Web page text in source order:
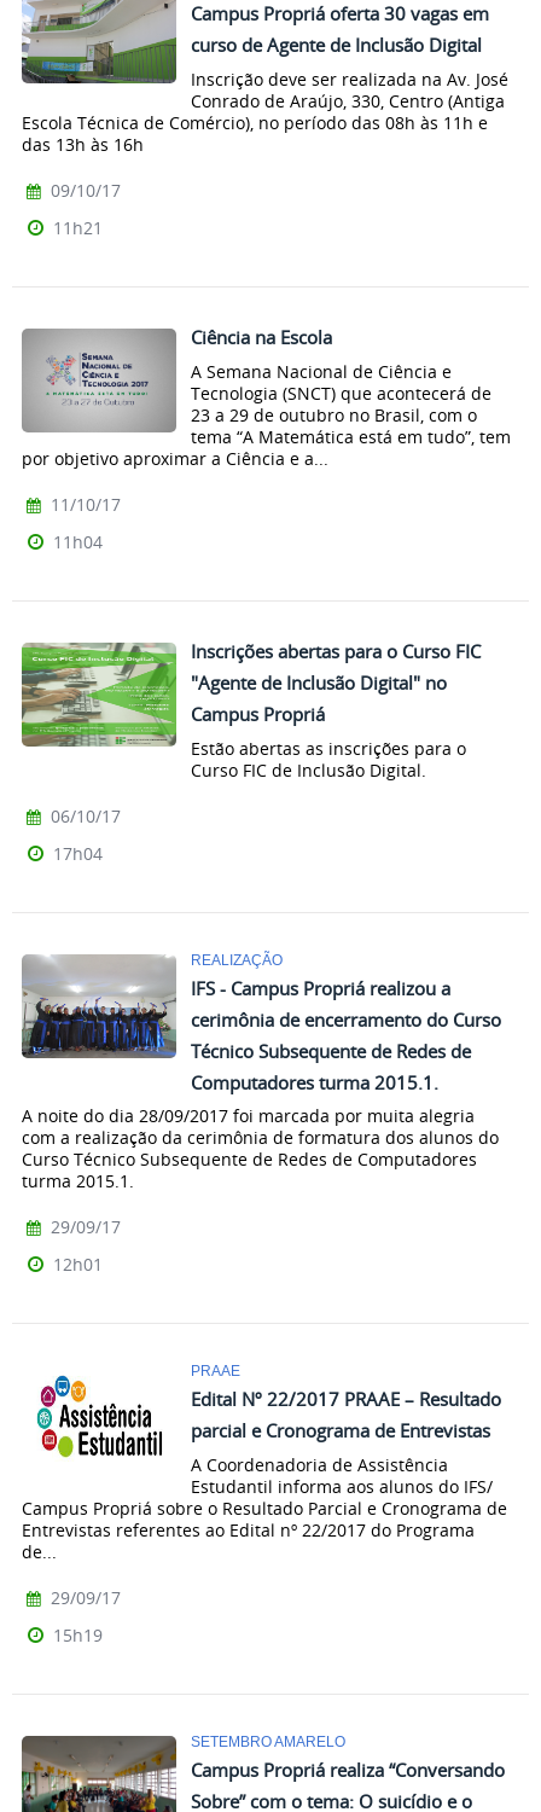
Campus Propriá oferta 30 vagas em
curso de Agente de Inclusão Digital
Inscrição deve ser realizada na Av. José
Conrado de Araújo, 330, Centro (Antiga
Escola Técnica de Comércio), no período das 08h às 11h e
das 13h às 16h
09/10/17
11h21
Ciência na Escola
A Semana Nacional de Ciência e
Tecnologia (SNCT) que acontecerá de
23 a 29 de outubro no Brasil, com o
tema “A Matemática está em tudo”, tem
por objetivo aproximar a Ciência e a...
11/10/17
11h04
Inscrições abertas para o Curso FIC
"Agente de Inclusão Digital" no
Campus Propriá
Estão abertas as inscrições para o
Curso FIC de Inclusão Digital.
06/10/17
17h04
REALIZAÇÃO
IFS - Campus Propriá realizou a
cerimônia de encerramento do Curso
Técnico Subsequente de Redes de
Computadores turma 2015.1.
A noite do dia 28/09/2017 foi marcada por muita alegria
com a realização da cerimônia de formatura dos alunos do
Curso Técnico Subsequente de Redes de Computadores
turma 2015.1.
29/09/17
12h01
PRAAE
Edital Nº 22/2017 PRAAE – Resultado
parcial e Cronograma de Entrevistas
A Coordenadoria de Assistência
Estudantil informa aos alunos do IFS/
Campus Propriá sobre o Resultado Parcial e Cronograma de
Entrevistas referentes ao Edital nº 22/2017 do Programa
de...
29/09/17
15h19
SETEMBRO AMARELO
Campus Propriá realiza “Conversando
Sobre” com o tema: O suicídio e o